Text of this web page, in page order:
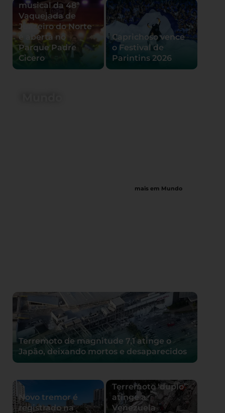
musical da 48ª
Vaquejada de
Juazeiro do Norte
é aberta no
Parque Padre
Cicero
Caprichoso vence
o Festival de
Parintins 2026
mais em Mundo
Terremoto de magnitude 7,1 atinge o
Japão, deixando mortos e desaparecidos
Novo tremor é
registrado na
Terremoto ‘duplo’
atinge a
Venezuela